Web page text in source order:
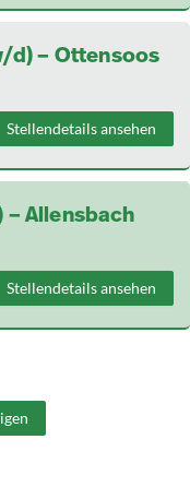
d) – Ottensoos
Stellendetails ansehen
Allensbach
Stellendetails ansehen